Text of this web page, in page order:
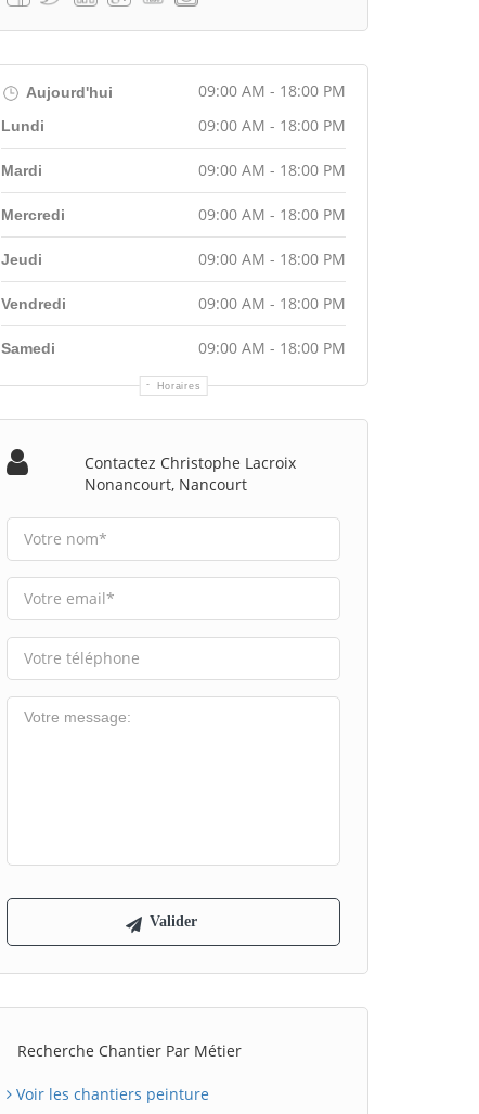
Aujourd'hui 09:00 AM - 18:00 PM
Horaires
Lundi 09:00 AM - 18:00 PM
Mardi 09:00 AM - 18:00 PM
Mercredi 09:00 AM - 18:00 PM
Jeudi 09:00 AM - 18:00 PM
Vendredi 09:00 AM - 18:00 PM
Samedi 09:00 AM - 18:00 PM
Contactez Christophe Lacroix
Nonancourt, Nancourt
Recherche Chantier Par Métier
Voir les chantiers peinture